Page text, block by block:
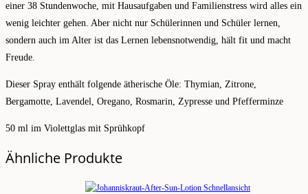
einer 38 Stundenwoche, mit Hausaufgaben und Familienstress wird alles ein
wenig leichter gehen. Aber nicht nur Schülerinnen und Schüler lernen,
sondern auch im Alter ist das Lernen lebensnotwendig, hält fit und macht
Freude.
Dieser Spray enthält folgende ätherische Öle: Thymian, Zitrone,
Bergamotte, Lavendel, Oregano, Rosmarin, Zypresse und Pfefferminze
50 ml im Violettglas mit Sprühkopf
Ähnliche Produkte
Schnellansicht